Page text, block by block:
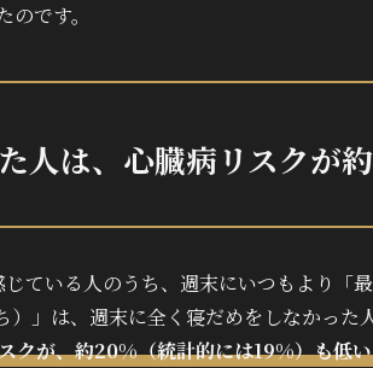
です。
人は、心臓病リスクが
ている人のうち、週末にいつもより「
）」は、週末に全く寝だめをしなかった
クが、約20%（統計的には19%）も低い